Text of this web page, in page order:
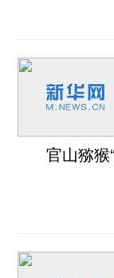
官山猕猴